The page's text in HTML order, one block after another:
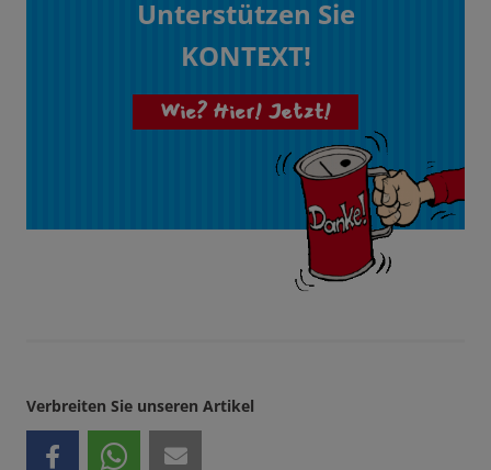
Unterstützen Sie
KONTEXT!
Wie? Hier! Jetzt!
Verbreiten Sie unseren Artikel